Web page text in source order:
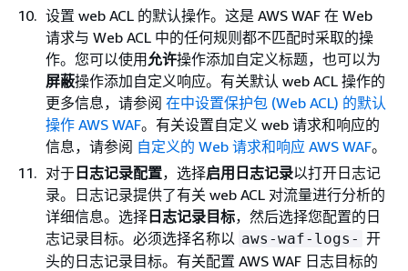
设置 web ACL 的默认操作。这是 AWS WAF 在 Web
请求与 Web ACL 中的任何规则都不匹配时采取的操
作。您可以使用允许操作添加自定义标题，也可以为
屏蔽操作添加自定义响应。有关默认 web ACL 操作的
更多信息，请参阅 在中设置保护包 (Web ACL) 的默认
操作 AWS WAF。有关设置自定义 web 请求和响应的
信息，请参阅 自定义的 Web 请求和响应 AWS WAF。
对于日志记录配置，选择启用日志记录以打开日志记
录。日志记录提供了有关 web ACL 对流量进行分析的
详细信息。选择日志记录目标，然后选择您配置的日
志记录目标。必须选择名称以 aws-waf-logs- 开
头的日志记录目标。有关配置 AWS WAF 日志目标的